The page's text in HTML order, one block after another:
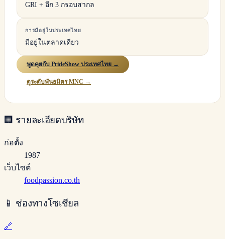
GRI + อีก 3 กรอบสากล
การมีอยู่ในประเทศไทย
มีอยู่ในตลาดเดียว
พูดคุยกับ PrideShow ประเทศไทย →
ดูระดับพันธมิตร MNC →
🏢 รายละเอียดบริษัท
ก่อตั้ง
1987
เว็บไซต์
foodpassion.co.th
📱 ช่องทางโซเชียล
🔗